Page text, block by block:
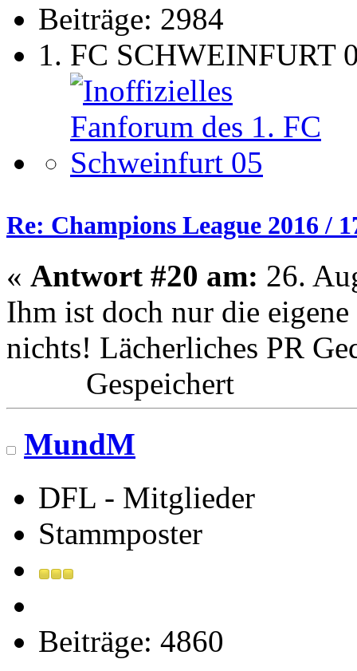
Beiträge: 2984
1. FC SCHWEINFURT
Re: Champions League 2016 /
« Antwort #20 am: 26.
Ihm ist doch nur die
nichts! Lächerliches PR
Gespeichert
MundM
DFL - Mitglieder
Stammposter
Beiträge: 4860